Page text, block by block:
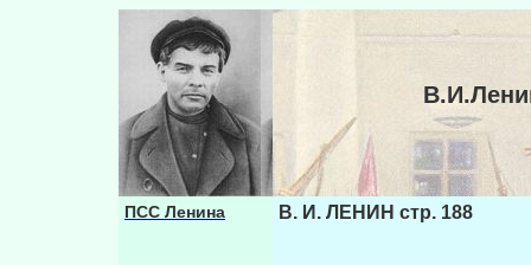
ПСС Ленина В. И. ЛЕНИН стр. 188